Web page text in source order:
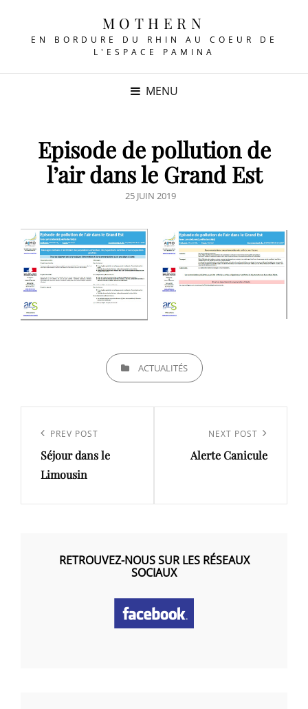
MOTHERN
EN BORDURE DU RHIN AU COEUR DE
L'ESPACE PAMINA
MENU
Episode de pollution de
l’air dans le Grand Est
POSTED
25 JUIN 2019
CATEGORIESACTUALITÉS
l’article
Previous
Post
PREV POST
Séjour dans le
Limousin
Post
NEXT POST
Alerte Canicule
RETROUVEZ-NOUS SUR LES RÉSEAUX
SOCIAUX